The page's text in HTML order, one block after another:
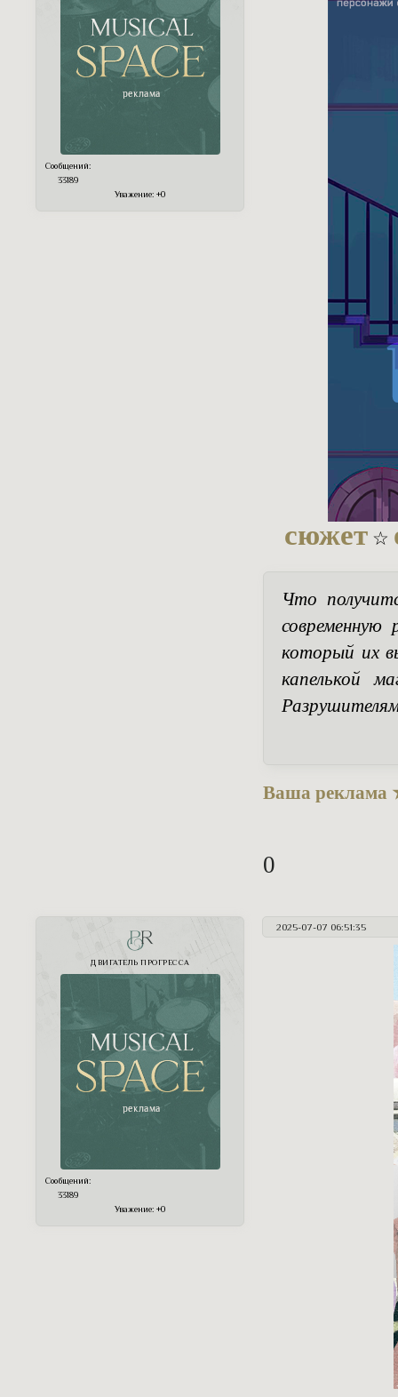
Сообщений:
33189
Уважение: +0
сюжет ☆
Что
который их
капелькой
Ваша реклама
0
2025-07-07 06:51:35
PR
ДВИГАТЕЛЬ ПРОГРЕССА
Сообщений:
33189
Уважение: +0